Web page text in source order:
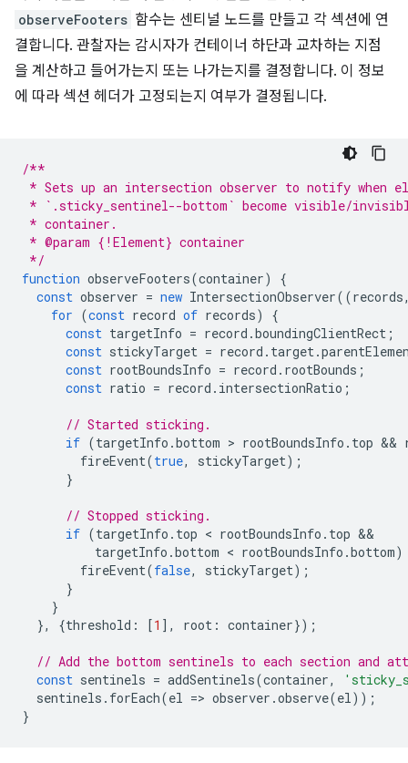
observeFooters 함수는 센티널 노드를 만들고 각 섹션에 연
결합니다. 관찰자는 감시자가 컨테이너 하단과 교차하는 지점
을 계산하고 들어가는지 또는 나가는지를 결정합니다. 이 정보
에 따라 섹션 헤더가 고정되는지 여부가 결정됩니다.
/**
* Sets up an intersection observer to notify when
* `.sticky_sentinel--bottom` become visible/
* container.
* @param {!Element} container
*/
function observeFooters(container)
{
const observer = new IntersectionObserver((records
for (const record of records)
{
const targetInfo = record .boundingClientRect ;
const stickyTarget = record . target .
const rootBoundsInfo = record . rootBounds ;
const ratio = record . intersectionRatio ;
// Started sticking.
if (targetInfo .bottom > rootBoundsInfo . top &&
fireEvent(true, stickyTarget);
}
// Stopped sticking.
if (targetInfo . top < rootBoundsInfo . top
targetInfo .bottom < rootBoundsInfo .bottom)
fireEvent(false, stickyTarget);
}
}
},
{threshold : [1 ], root : container});
// Add the bottom sentinels to each section and
const sentinels = addSentinels(container,
sentinels . forEach(el => observer .observe(el ));
}